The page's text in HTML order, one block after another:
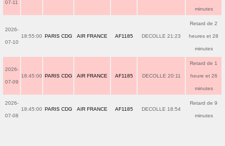
07-11
minutes
2026-
07-10
18:55:00 PARIS CDG AIR FRANCE AF1185 DECOLLE 21:23
Retard de 2
heures et 28
minutes
2026-
07-09
18:45:00 PARIS CDG AIR FRANCE AF1185 DECOLLE 20:11
Retard de 1
heure et 26
minutes
2026-
07-08
18:45:00 PARIS CDG AIR FRANCE AF1185 DECOLLE 18:54
Retard de 9
minutes